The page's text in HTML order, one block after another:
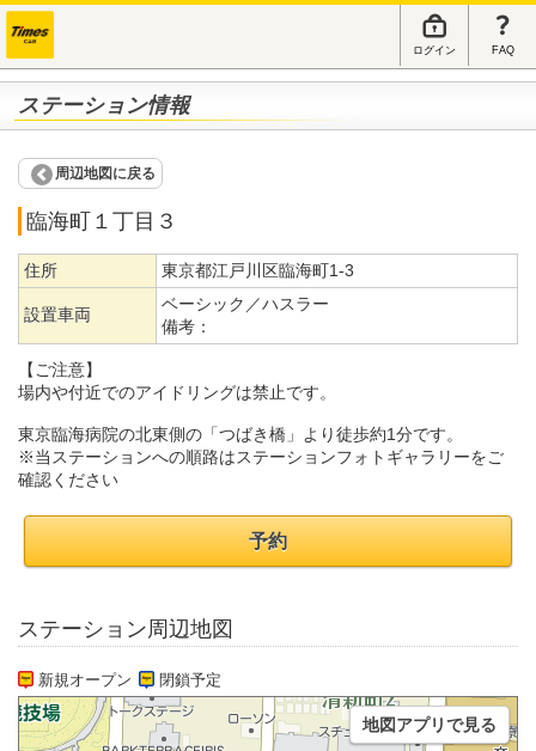
ログイン FAQ
ステーション情報
周辺地図に戻る
臨海町１丁目３
住所 東京都江戸川区臨海町1-3
設置車両
ベーシック／ハスラー
備考：
【ご注意】
場内や付近でのアイドリングは禁止です。
東京臨海病院の北東側の「つばき橋」より徒歩約1分です。
※当ステーションへの順路はステーションフォトギャラリーをご
確認ください
予約
ステーション周辺地図
新規オープン 閉鎖予定
地図アプリで見る